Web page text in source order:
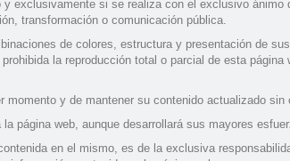
exclusivamente si se realiza con el exclusivo
transformación o comunicación pública.
de colores, estructura y presentación de
la reproducción total o parcial de esta
y de mantener su contenido actualizado
página web, aunque desarrollará sus mayores
en el mismo, es de la exclusiva